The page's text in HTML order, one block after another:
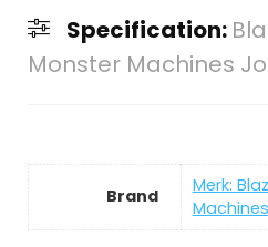
Specification:
Monster Machines
Brand
Merk:
Machines